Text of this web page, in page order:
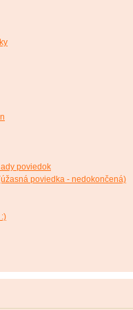
poviedok
poviedka - nedokončená)